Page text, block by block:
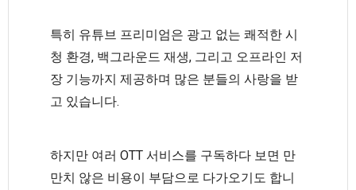
특히 유튜브 프리미엄은 광고 없는 쾌적한 시
청 환경, 백그라운드 재생, 그리고 오프라인 저
장 기능까지 제공하며 많은 분들의 사랑을 받
고 있습니다.
하지만 여러 OTT 서비스를 구독하다 보면 만
만치 않은 비용이 부담으로 다가오기도 합니